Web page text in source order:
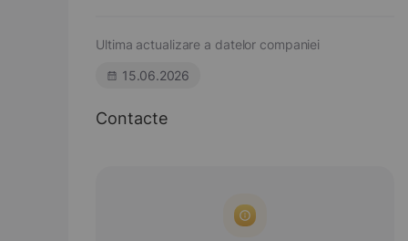
Ultima actualizare a datelor companiei
15.06.2026
Contacte